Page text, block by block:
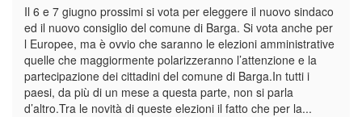
Il 6 e 7 giugno prossimi si vota per eleggere il nuovo sindaco
ed il nuovo consiglio del comune di Barga. Si vota anche per
l Europee, ma è ovvio che saranno le elezioni amministrative
quelle che maggiormente polarizzeranno l’attenzione e la
partecipazione dei cittadini del comune di Barga.In tutti i
paesi, da più di un mese a questa parte, non si parla
d’altro.Tra le novità di queste elezioni il fatto che per la...